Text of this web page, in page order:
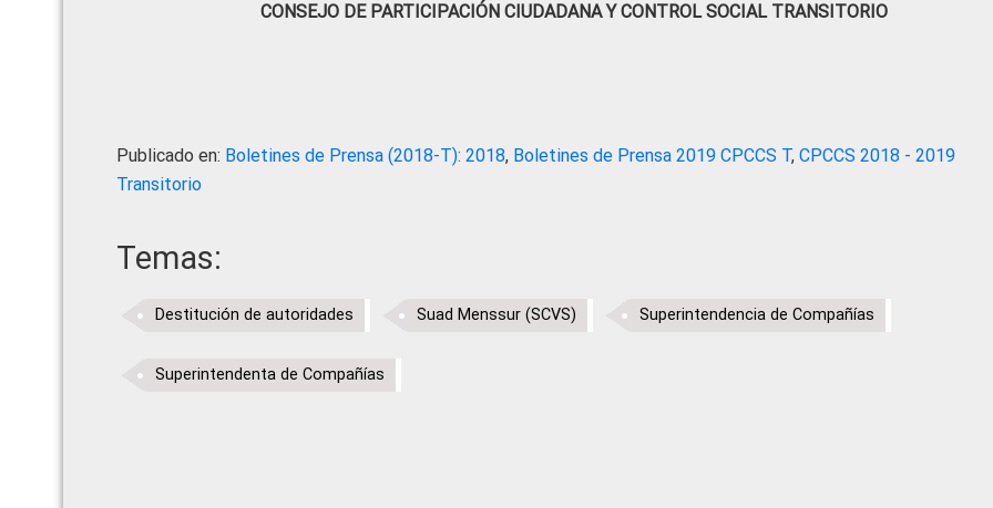
CONSEJO DE PARTICIPACIÓN CIUDADANA Y CONTROL SOCIAL TRANSITORIO
Publicado en: Boletines de Prensa (2018-T): 2018, Boletines de Prensa 2019 CPCCS T, CPCCS 2018 - 2019
Transitorio
Temas:
Destitución de autoridades Suad Menssur (SCVS) Superintendencia de Compañías
Superintendenta de Compañías